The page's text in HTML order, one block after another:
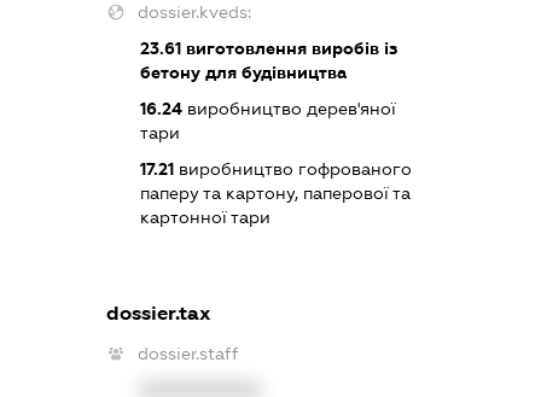
dossier.kveds:
23.61виготовлення виробів із
бетону для будівництва
16.24виробництво дерев'яної
тари
17.21виробництво гофрованого
паперу та картону, паперової та
картонної тари
dossier.tax
dossier.staff